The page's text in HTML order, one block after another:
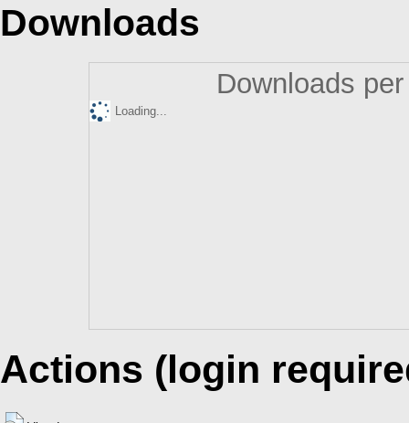
Downloads
Downloads
Loading...
Actions (login